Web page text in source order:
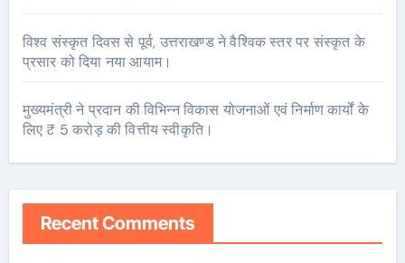
विश्व संस्कृत दिवस से पूर्व, उत्तराखण्ड ने वैश्विक स्तर पर संस्कृत के
प्रसार को दिया नया आयाम।
मुख्यमंत्री ने प्रदान की विभिन्न विकास योजनाओं एवं निर्माण कार्यों के
लिए ₹ 5 करोड़ की वित्तीय स्वीकृति।
Recent Comments